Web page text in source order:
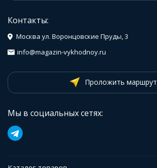
Контакты:
Москва ул. Воронцовские Пруды, 3
info@magazin-vykhodnoy.ru
Проложить маршрут
Мы в социальных сетях: